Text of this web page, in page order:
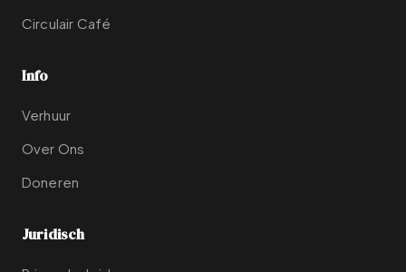
Circulair Café
Info
Verhuur
Over Ons
Doneren
Juridisch